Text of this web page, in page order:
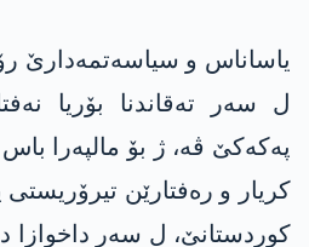
یاساناس و سیاسەتمەدارێ
ل سەر تەقاندنا بۆریا
پەکەکێ ڤە، ژ بۆ مالپەرا
کریار و رەفتارێن
کوردستانێ، ل سەر داخوازا